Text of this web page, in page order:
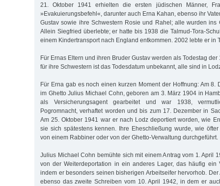
21. Oktober 1941 erhielten die ersten jüdischen Männer,
»Evakuierungsbefehl«, darunter auch Erna Kahan, ebenso ihr
Gustav sowie ihre Schwestern Rosie und Rahel; alle wurden ins
Allein Siegfried überlebte; er hatte bis 1938 die Talmud-Tora-
einem Kindertransport nach England entkommen. 2002 lebte er in
Für Ernas Eltern und ihren Bruder Gustav werden als Todestag
für ihre Schwestern ist das Todesdatum unbekannt, alle sind in
Für Erna gab es noch einen kurzen Moment der Hoffnung: Am 8.
im Ghetto Julius Michael Cohn, geboren am 3. März 1904 in
als Versicherungsagent gearbeitet und war 1938,
Pogromnacht, verhaftet worden und bis zum 17. Dezember in
Am 25. Oktober 1941 war er nach Lodz deportiert worden, wie
sie sich spätestens kennen. Ihre Eheschließung wurde, wie
von einem Rabbiner oder von der Ghetto-Verwaltung durchgeführt.
Julius Michael Cohn bemühte sich mit einem Antrag vom 1. April
von der Weiterdeportation in ein anderes Lager, das häufig ein
indem er besonders seinen bisherigen Arbeitseifer hervorhob.
ebenso das zweite Schreiben vom 10. April 1942, in dem er